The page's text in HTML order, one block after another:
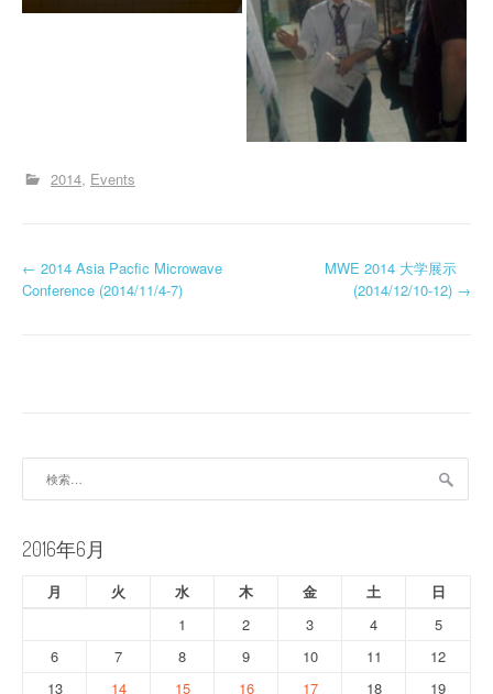
2014 Events
投
ー
シ
ョ
ン
← 2014 Asia Pacfic Microwave
Conference (2014/11/4-7)
MWE 2014 大学展示
(2014/12/10-12) →
2016年6月
月 火 水 木 金 土
日
1
2 3 4
5
6
7 8 9 10 11
12
13
14 15 16 17 18 19